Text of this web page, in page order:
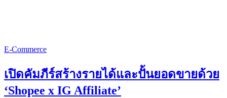
E-Commerce
เปิดคัมภีร์สร้างรายได้และปั้นยอดขายด้วย
‘Shopee x IG Affiliate’